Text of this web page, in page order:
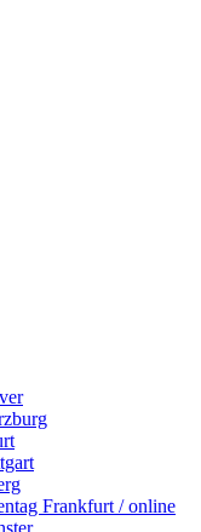
Frankfurt / online